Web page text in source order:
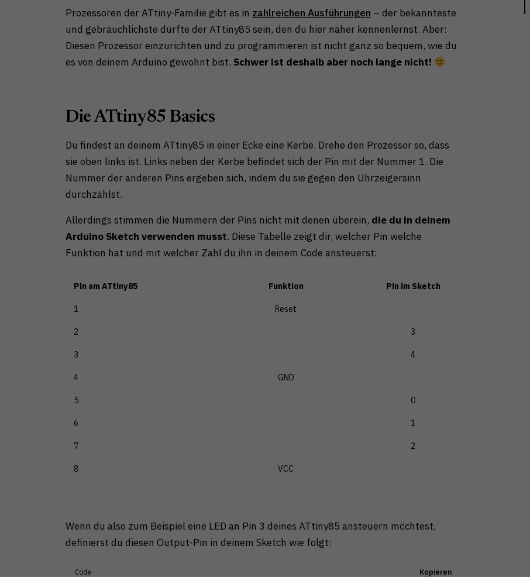
Prozessoren der ATtiny-Familie gibt es in zahlreichen Ausführungen – der bekannteste
und gebräuchlichste dürfte der ATtiny85 sein, den du hier näher kennenlernst. Aber:
Diesen Prozessor einzurichten und zu programmieren ist nicht ganz so bequem, wie du
es von deinem Arduino gewohnt bist. Schwer ist deshalb aber noch lange nicht!
Die ATtiny85 Basics
Du findest an deinem ATtiny85 in einer Ecke eine Kerbe. Drehe den Prozessor so, dass
sie oben links ist. Links neben der Kerbe befindet sich der Pin mit der Nummer 1. Die
Nummer der anderen Pins ergeben sich, indem du sie gegen den Uhrzeigersinn
durchzählst.
Allerdings stimmen die Nummern der Pins nicht mit denen überein, die du in deinem
Arduino Sketch verwenden musst. Diese Tabelle zeigt dir, welcher Pin welche
Funktion hat und mit welcher Zahl du ihn in deinem Code ansteuerst:
Pin am ATtiny85 Funktion Pin im Sketch
1 Reset
2 3
3 4
4 GND
5 0
6 1
7 2
8 VCC
Wenn du also zum Beispiel eine LED an Pin 3 deines ATtiny85 ansteuern möchtest,
definierst du diesen Output-Pin in deinem Sketch wie folgt:
Code Kopieren
Speichern
Essenziell (1)
Externe Medien (1)
Inhalte von Videoplattformen und Social-Media-
Plattformen werden standardmäßig blockiert. Wenn
Cookies von externen Medien akzeptiert werden,
Datenschutzerklärung